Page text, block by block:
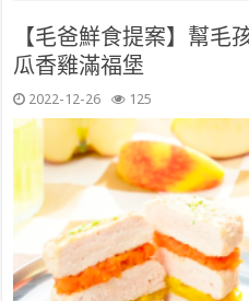
【毛爸鮮食提案】幫毛
瓜香雞滿福堡
2022-12-26 125